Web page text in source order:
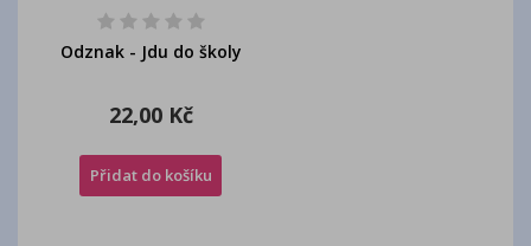
Odznak - Jdu do školy
22,00 Kč
Přidat do košíku